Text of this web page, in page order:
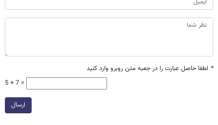
* لطفا حاصل عبارت را در جعبه متن روبرو وارد کنید
5 + 7 =
ارسال